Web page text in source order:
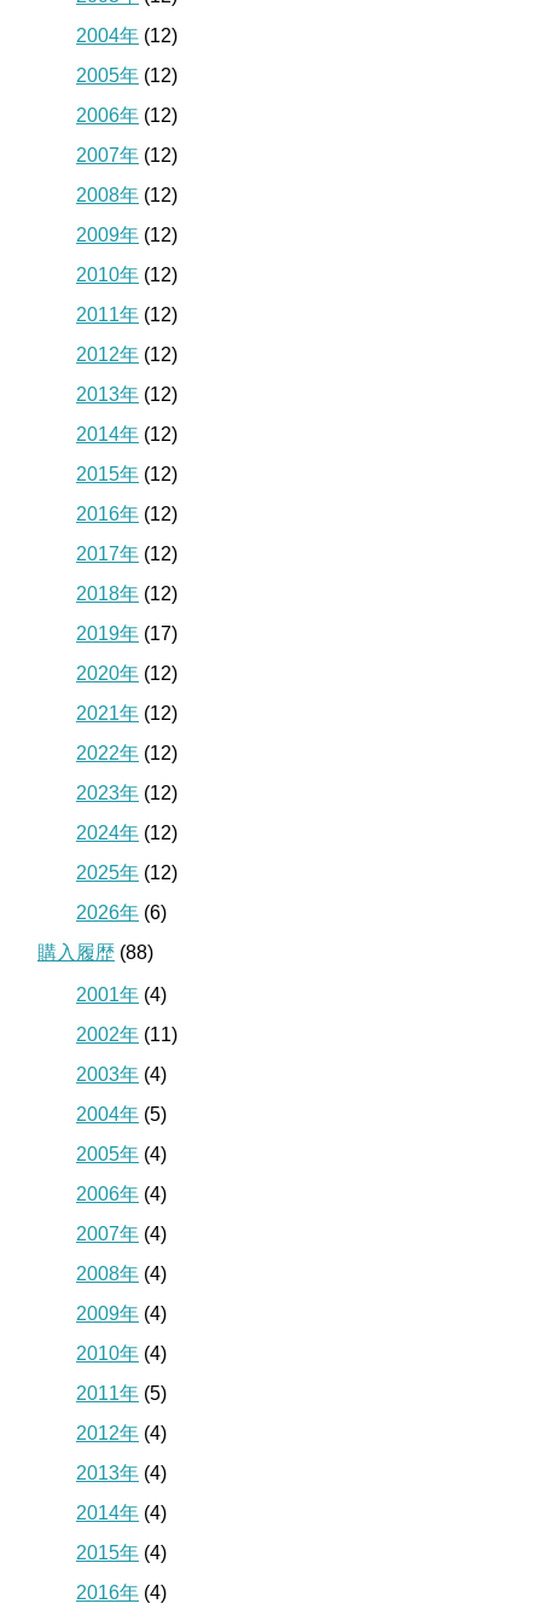
2004年 (12)
2005年 (12)
2006年 (12)
2007年 (12)
2008年 (12)
2009年 (12)
2010年 (12)
2011年 (12)
2012年 (12)
2013年 (12)
2014年 (12)
2015年 (12)
2016年 (12)
2017年 (12)
2018年 (12)
2019年 (17)
2020年 (12)
2021年 (12)
2022年 (12)
2023年 (12)
2024年 (12)
2025年 (12)
2026年 (6)
購入履歴 (88)
2001年 (4)
2002年 (11)
2003年 (4)
2004年 (5)
2005年 (4)
2006年 (4)
2007年 (4)
2008年 (4)
2009年 (4)
2010年 (4)
2011年 (5)
2012年 (4)
2013年 (4)
2014年 (4)
2015年 (4)
2016年 (4)